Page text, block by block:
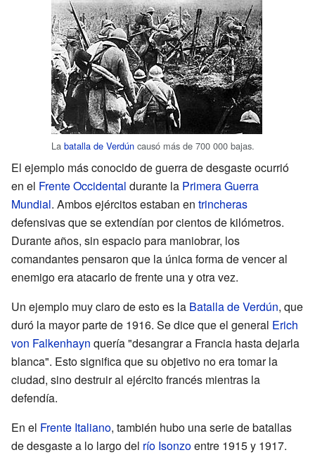
La batalla de Verdún causó más de 700 000 bajas.
El ejemplo más conocido de guerra de desgaste ocurrió
en el Frente Occidental durante la Primera Guerra
Mundial. Ambos ejércitos estaban en trincheras
defensivas que se extendían por cientos de kilómetros.
Durante años, sin espacio para maniobrar, los
comandantes pensaron que la única forma de vencer al
enemigo era atacarlo de frente una y otra vez.
Un ejemplo muy claro de esto es la Batalla de Verdún, que
duró la mayor parte de 1916. Se dice que el general Erich
von Falkenhayn quería "desangrar a Francia hasta dejarla
blanca". Esto significa que su objetivo no era tomar la
ciudad, sino destruir al ejército francés mientras la
defendía.
En el Frente Italiano, también hubo una serie de batallas
de desgaste a lo largo del río Isonzoentre 1915 y 1917.